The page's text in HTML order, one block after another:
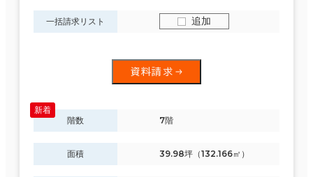
一括請求リスト 追加
資料請求
階数 7階
面積 39.98坪（132.166㎡）